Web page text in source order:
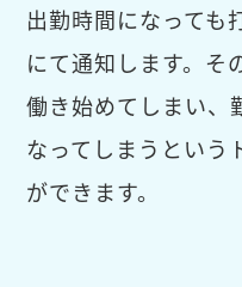
出勤時間になっても
にて通知します。そ
働き始めてしまい、
なってしまうという
ができます。